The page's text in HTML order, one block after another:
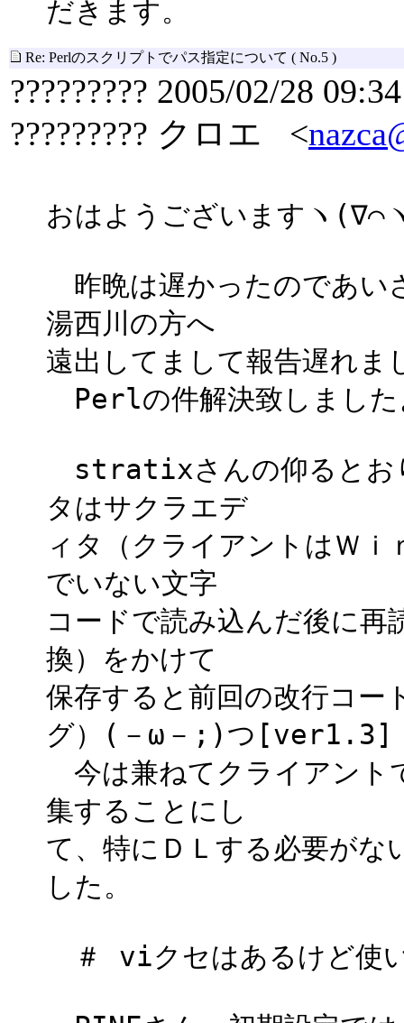
だきます。
Re: Perlのスクリプトでパス指定について ( No.5 )
????????? 2005/02/28 09:34
????????? クロエ <
おはようございますヽ
昨晩は遅かったのであい
湯西川の方へ
遠出してまして報告遅れま
Perlの件解決致しまし
stratixさんの仰るとおり
タはサクラエデ
ィタ（クライアントはＷ
でいない文字
コードで読み込んだ後に再
換）をかけて
保存すると前回の改行コー
グ）(－ω－;)つ[ver1.3]
今は兼ねてクライアント
集することにし
て、特にＤＬする必要が
した。
＃ viクセはあるけど使